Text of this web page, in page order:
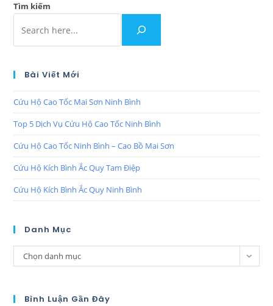
Tìm kiếm
Bài Viết Mới
Cứu Hộ Cao Tốc Mai Sơn Ninh Bình
Top 5 Dịch Vụ Cứu Hộ Cao Tốc Ninh Bình
Cứu Hộ Cao Tốc Ninh Bình – Cao Bồ Mai Sơn
Cứu Hộ Kích Bình Ắc Quy Tam Điệp
Cứu Hộ Kích Bình Ắc Quy Ninh Bình
Danh Mục
Chọn danh mục
Bình Luận Gần Đây